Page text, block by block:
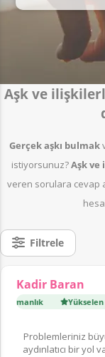
Aşk ve
Gerçek aşkı bulmak
istiyorsunuz?Aşk ve
veren sorulara cevap
Filtrele
Kadir Baran
Yükselen
Problemleriniz
aydınlatıcı bir yol